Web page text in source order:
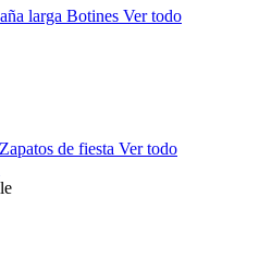
larga Botines Ver todo
Zapatos de fiesta Ver todo